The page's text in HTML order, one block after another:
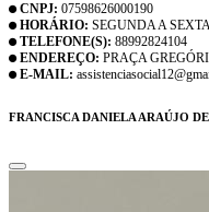
CNPJ: 07598626000190
HORÁRIO: SEGUNDA A
TELEFONE(S): 88992824104
ENDEREÇO: PRAÇA
E-MAIL:
FRANCISCA DANIELA ARAÚJO